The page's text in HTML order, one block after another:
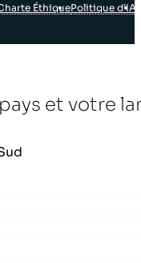
ÉthiquePolitique d’IA
et votre